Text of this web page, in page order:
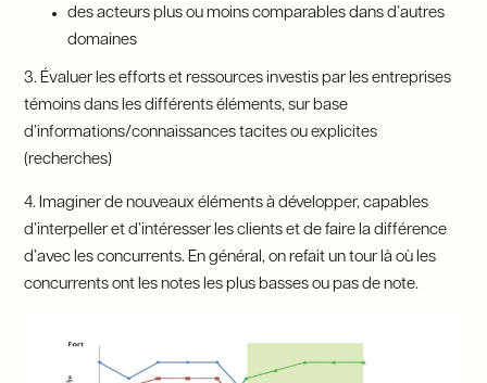
des acteurs plus ou moins comparables dans d’autres
domaines
3. Évaluer les efforts et ressources investis par les entreprises
témoins dans les différents éléments, sur base
d’informations/connaissances tacites ou explicites
(recherches)
4. Imaginer de nouveaux éléments à développer, capables
d’interpeller et d’intéresser les clients et de faire la différence
d’avec les concurrents. En général, on refait un tour là où les
concurrents ont les notes les plus basses ou pas de note.